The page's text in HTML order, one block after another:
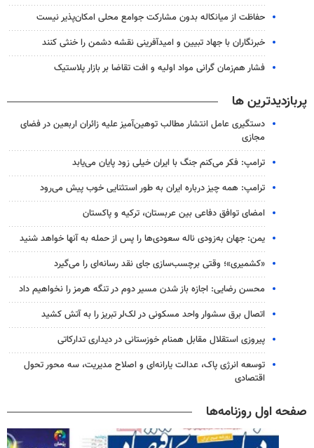
حفاظت از میانکاله بدون مشارکت جوامع محلی امکان‌پذیر نیست
خبرنگاران با جهاد تبیین و امیدآفرینی نقشه دشمن را خنثی کنند
فشار هم‌زمان گرانی مواد اولیه و افت تقاضا بر بازار پلاستیک
پربازدیدترین ها
دستگیری عامل انتشار مطالب توهین‌آمیز علیه زائران اربعین در فضای
مجازی
ترامپ: فکر می‌کنم جنگ با ایران خیلی زود پایان می‌یابد
ترامپ: همه چیز درباره ایران به طور استثنایی خوب پیش می‌رود
امضای توافق دفاعی بین عربستان، ترکیه و پاکستان
یمن: جهان به‌زودی ناله سعودی‌ها را پس از حمله به آنها خواهد شنید
«کشمیری»؛ وقتی برچسب‌سازی جای نقد رسانه‌ای را می‌گیرد
محسن رضایی: اجازه باز شدن مسیر دوم در تنگه هرمز را نخواهیم داد
اتصال برق سشوار واحد مسکونی در لک‌لر تبریز را به آتش کشید
پیروزی استقلال مقابل همنام خوزستانی در دیداری تدارکاتی
توسعه انرژی پاک، عدالت یارانه‌ای و اصلاح مدیریت، سه محور تحول
اقتصادی
صفحه اول روزنامه‌ها